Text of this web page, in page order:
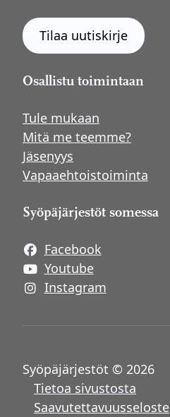
Tilaa uutiskirje
Osallistu toimintaan
Tule mukaan
Mitä me teemme?
Jäsenyys
Vapaaehtoistoiminta
Syöpäjärjestöt somessa
Facebook
Avautuu uuteen ikkunaan
Youtube
Avautuu uuteen ikkunaan
Instagram
Avautuu uuteen ikkunaan
Syöpäjärjestöt © 2026
Tietoa sivustosta
Saavutettavuusseloste